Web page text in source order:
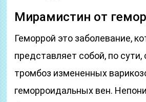
Мирамистин от
Геморрой это заболевание,
представляет собой, по сути,
тромбоз измененных
геморроидальных вен.